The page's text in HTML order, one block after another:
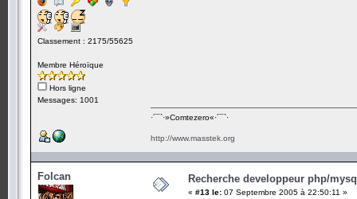
Classement : 2175/55625
Membre Héroïque
Hors ligne
Messages: 1001
·´¯`·­»Comtezero«­·´¯`·
http://www.masstek.org
Folcan Recherche developpeur php/
« #13 le: 07 Septembre 2005 à 22:50:11 »